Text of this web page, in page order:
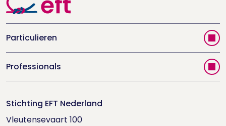
Particulieren
Vind jouw therapeut
Videoportal
Doe de relatietest
Houd me Vast-bijeenkomsten
Professionals
Trainingen
Stichting EFT Nederland
Vleutensevaart 100